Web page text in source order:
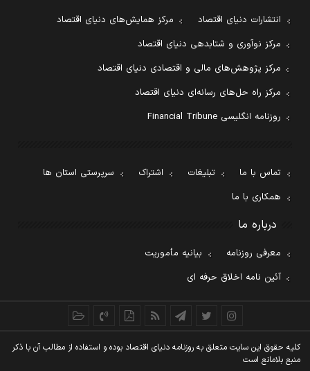
انتشارات دنیای اقتصاد
مرکز همایش‌های دنیای اقتصاد
مرکز نوآوری و شتابدهی دنیای اقتصاد
مرکز پژوهش‌های مالی و اقتصادی دنیای اقتصاد
مرکز راه حل‌های رسانه‌ای دنیای اقتصاد
روزنامه انگلیسی Financial Tribune
تماس با ما تبلیغات اشتراک
سرپرستی استان ها
همکاری با ما
درباره ما
معرفی روزنامه
بیانیه مأموریت
آئین نامه اخلاق حرفه ای
کليه حقوق اين سايت متعلق به روزنامه دنيای اقتصاد بوده و استفاده از مطالب آن با ذکر
منبع بلامانع است